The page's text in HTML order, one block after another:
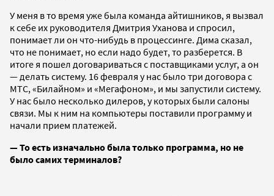
У меня в то время уже была команда айтишников, я вызвал
к себе их руководителя Дмитрия Уханова и спросил,
понимает ли он что-нибудь в процессинге. Дима сказал,
что не понимает, но если надо будет, то разберется. В
итоге я пошел договариваться с поставщиками услуг, а он
— делать систему. 16 февраля у нас было три договора с
МТС, «Билайном» и «Мегафоном», и мы запустили систему.
У нас было несколько дилеров, у которых были салоны
связи. Мы к ним на компьютеры поставили программу и
начали прием платежей.
— То есть изначально была только программа, но не
было самих терминалов?